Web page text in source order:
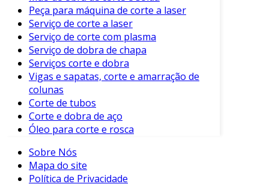
juntamente com a contratação de profissionais
qualificados, é fundamental para garantir
resultados satisfatórios.
A versatilidade do vidro cortado, aliado às suas
diversas aplicações, o torna um componente
essencial na indústria atual. Portanto, ao
planejar um projeto, considere sempre a
importância de um corte preciso e seguro.
qualidade é um passo importante para alcançar
os melhores resultados em qualquer obra ou
Peça para máquina de corte a laser
Serviço de corte a laser
Serviço de corte com plasma
Serviço de dobra de chapa
Serviços corte e dobra
Vigas e sapatas, corte e amarração de
colunas
Corte de tubos
Corte e dobra de aço
Óleo para corte e rosca
Sobre Nós
Mapa do site
Política de Privacidade